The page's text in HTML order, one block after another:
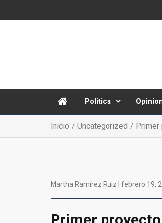
Politica Opinion
Inicio Uncategorized Primer
Martha Ramírez Ruiz | febrero 19,
Primer